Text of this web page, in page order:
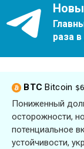
раза
BTCBitcoin
Пониженный
осторожности,
потенциальное
устойчивости,